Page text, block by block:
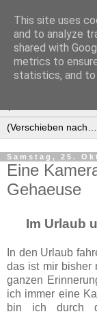
Manus
außer
Samstag, 25.
Eine
Gehaeuse
Im Urlaub
In den Urlaub
das ist mir bisher
ganzen
ich immer eine
bin ich durch
This site uses
and to analyze
shared with
metrics to
statistics, and to